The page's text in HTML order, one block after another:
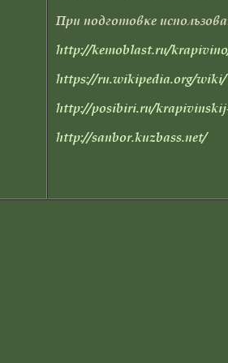
При подготовке
http://kemoblast.ru/
https://ru.wikipedia.org/wiki/
http://posibiri.ru/
http://sanbor.kuzbass.net/